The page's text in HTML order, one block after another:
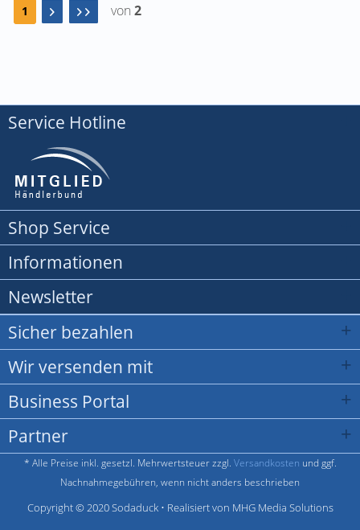
1 von 2
Service Hotline
Shop Service
Informationen
Newsletter
Sicher bezahlen
Wir versenden mit
Business Portal
Partner
* Alle Preise inkl. gesetzl. Mehrwertsteuer zzgl. Versandkosten und ggf.
Nachnahmegebühren, wenn nicht anders beschrieben
Copyright © 2020 Sodaduck • Realisiert von MHG Media Solutions